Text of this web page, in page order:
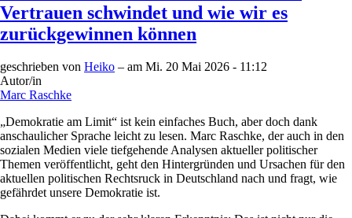
Vertrauen schwindet und wie wir es
zurückgewinnen können
geschrieben von Heiko – am Mi. 20 Mai 2026 - 11:12
Autor/in
Marc Raschke
„Demokratie am Limit“ ist kein einfaches Buch, aber doch dank
anschaulicher Sprache leicht zu lesen. Marc Raschke, der auch in den
sozialen Medien viele tiefgehende Analysen aktueller politischer
Themen veröffentlicht, geht den Hintergründen und Ursachen für den
aktuellen politischen Rechtsruck in Deutschland nach und fragt, wie
gefährdet unsere Demokratie ist.